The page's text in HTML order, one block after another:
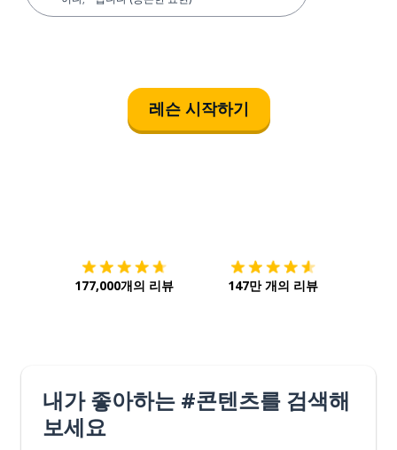
레슨 시작하기
177,000개의 리뷰 147만 개의 리뷰
내가 좋아하는 #콘텐츠를 검색해
보세요